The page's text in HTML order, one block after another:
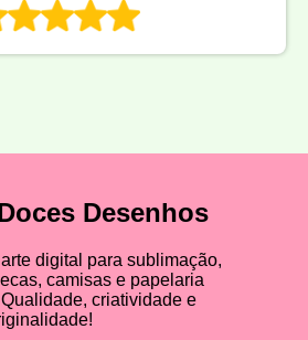
Desenhos
digital para sublimação,
camisas e papelaria
criatividade e